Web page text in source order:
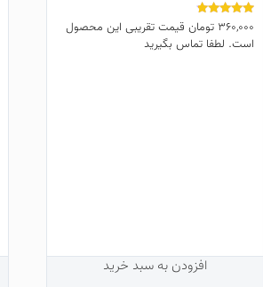
نمره
4.67
از 5
360,000 تومانقیمت تقریبی این محصول
است. لطفا تماس بگیرید
افزودن به سبد خرید